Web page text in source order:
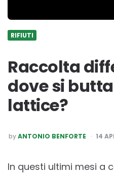
RIFIUTI
Raccolta
dove si
lattice?
POSTED
BY
byANTONIO BENFORTE 14
In questi ultimi mesi a